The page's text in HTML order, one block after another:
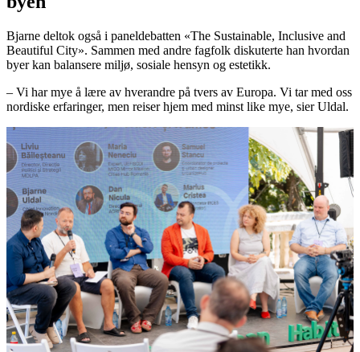
Bjarne deltok også i paneldebatten «The Sustainable, Inclusive and
Beautiful City». Sammen med andre fagfolk diskuterte han hvordan
byer kan balansere miljø, sosiale hensyn og estetikk.
– Vi har mye å lære av hverandre på tvers av Europa. Vi tar med oss
nordiske erfaringer, men reiser hjem med minst like mye, sier Uldal.